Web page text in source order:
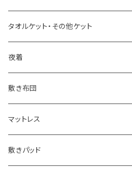
羊毛掛け布団
その他掛け布団
一重毛布
二重毛布
その他毛布
タオルケット・その他ケット
夜着
敷き布団
マットレス
敷きパッド